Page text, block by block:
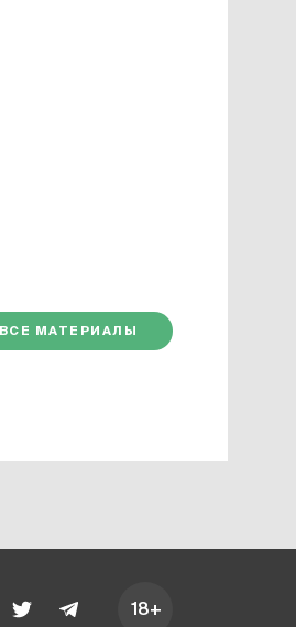
ВСЕ МАТЕРИАЛЫ
18+